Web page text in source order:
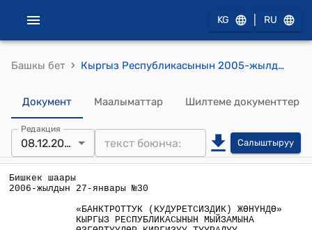
KG RU
Башкы бет › Кыргыз Республикасынын 2005-жылдын 8- декабырындагы "Банкроттук (кудуретсиздик) жонундо" мыйзамы
Документ Маалыматтар Шилтеме документтер
Редакция
08.12.2005 Салыштыруу